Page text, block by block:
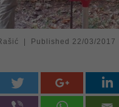
Published 22/03/2017